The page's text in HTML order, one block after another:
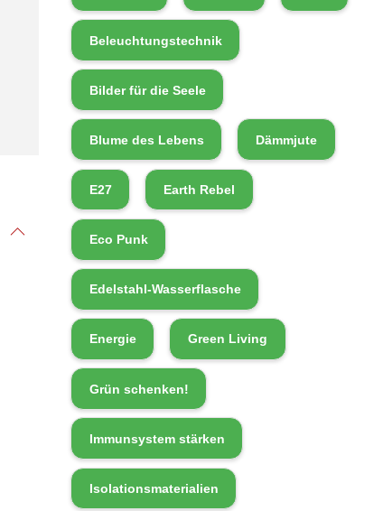
Beleuchtungstechnik
Bilder für die Seele
Blume des Lebens Dämmjute
E27 Earth Rebel
Eco Punk
Edelstahl-Wasserflasche
Energie Green Living
Grün schenken!
Immunsystem stärken
Isolationsmaterialien